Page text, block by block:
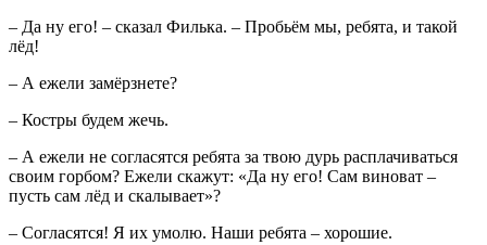
– Да ну его! – сказал Филька. – Пробьём мы, ребята, и такой
лёд!
– А ежели замёрзнете?
– Костры будем жечь.
– А ежели не согласятся ребята за твою дурь расплачиваться
своим горбом? Ежели скажут: «Да ну его! Сам виноват –
пусть сам лёд и скалывает»?
– Согласятся! Я их умолю. Наши ребята – хорошие.